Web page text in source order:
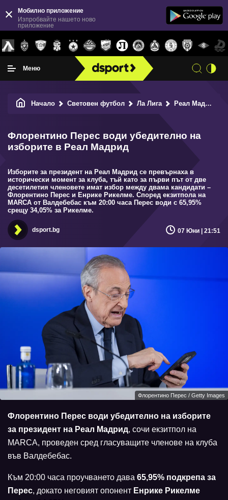
Мобилно приложение
Изпробвайте нашето ново
приложение
Меню
Начало Световен футбол Ла Лига Реал Мадрид
Флорентино Перес води убедително на
изборите в Реал Мадрид
Изборите за президент на Реал Мадрид се превърнаха в
исторически момент за клуба, тъй като за първи път от две
десетилетия членовете имат избор между двама кандидати –
Флорентино Перес и Енрике Рикелме. Според екзитпола на
MARCA от Валдебебас към 20:00 часа Перес води с 65,95%
срещу 34,05% за Рикелме.
dsport.bg 07 Юни | 21:51
Флорентино Перес / Getty Images
Флорентино Перес води убедително на изборите
за президент на Реал Мадрид, сочи екзитпол на
MARCA, проведен сред гласуващите членове на клуба
във Валдебебас.
Към 20:00 часа проучването дава 65,95% подкрепа за
Перес, докато неговият опонент Енрике Рикелме